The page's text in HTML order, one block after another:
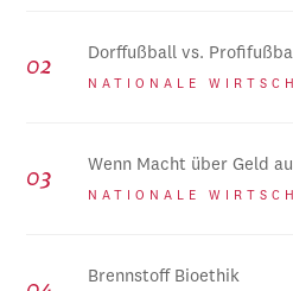
Dorffußball vs.
NATIONALE
Wenn Macht über Geld
NATIONALE
Brennstoff Bioethik